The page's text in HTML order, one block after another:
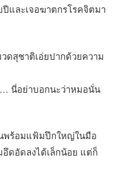
และเจอฆาตกรโรคจิตมา
ดสุชาติเอ่ยปากด้วยความ
… นี่อย่าบอกนะว่าหมอนั่น
พร้อมแฟ้มปึกใหญ่ในมือ
ดอัดลงได้เล็กน้อย แต่ก็